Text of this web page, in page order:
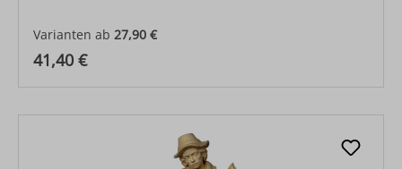
Varianten ab 27,90 €
Regulärer Preis:
41,40 €